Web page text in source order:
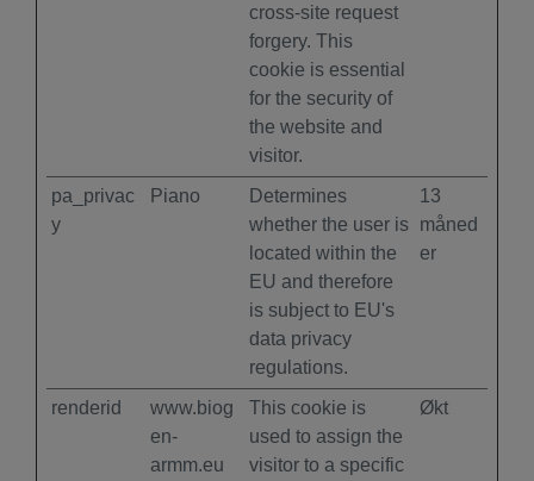
cross-site request
forgery. This
cookie is essential
for the security of
the website and
visitor.
pa_privac
y
Piano
Determines
whether the user is
located within the
EU and therefore
is subject to EU's
data privacy
regulations.
13
måned
er
renderid
www.biog
en-
armm.eu
This cookie is
used to assign the
visitor to a specific
Økt